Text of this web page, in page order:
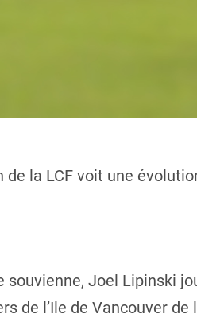
de la LCF voit une
souvienne, Joel Lipinski
de l’Ile de Vancouver de